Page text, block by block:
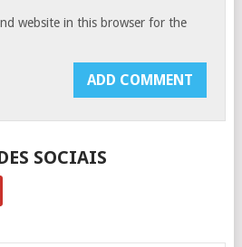
website in this browser for the
SOCIAIS